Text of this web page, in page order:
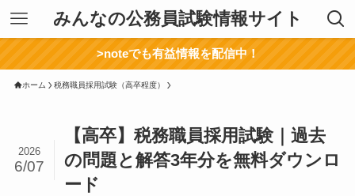
みんなの公務員試験情報サイト
>noteでも有益情報を配信中！
ホーム 税務職員採用試験（高卒程度）
【高卒】税務職員採用試験｜過去
の問題と解答3年分を無料ダウンロ
ード
2026
6/07